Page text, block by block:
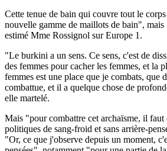
Cette tenue de bain qui couvre tout le
nouvelle gamme de maillots de bain",
estimé Mme Rossignol sur Europe 1.
"Le burkini a un sens. Ce sens, c'est de
des femmes pour cacher les femmes, et la
femmes est une place que je combats, que
combattue, et il a quelque chose de
elle martelé.
Mais "pour combattre cet archaïsme, il faut
politiques de sang-froid et sans arrière-
"Or, ce que j'observe depuis un moment,